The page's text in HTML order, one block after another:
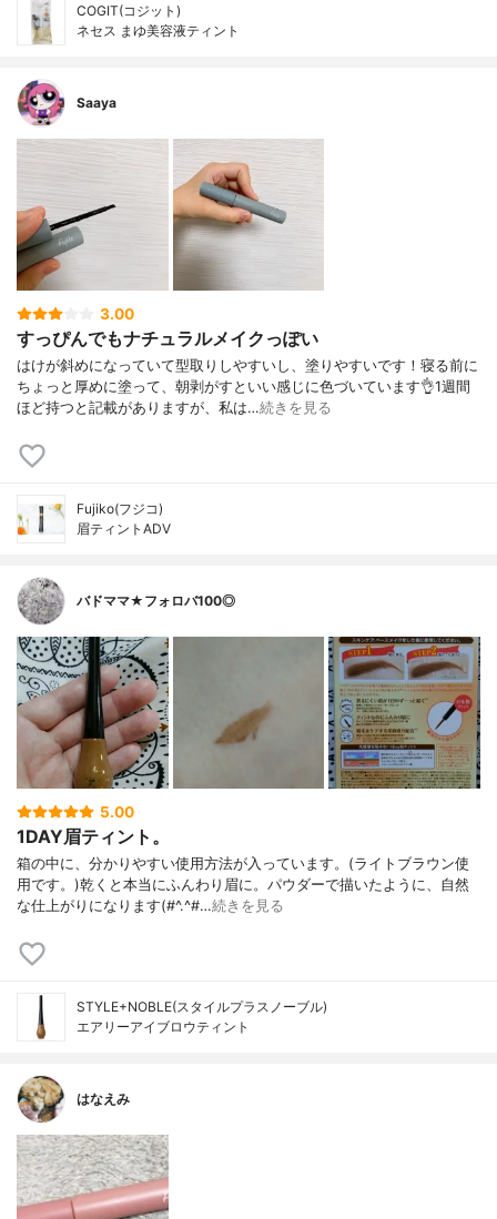
COGIT(コジット)
ネセス まゆ美容液ティント
Saaya
3.00
すっぴんでもナチュラルメイクっぽい
はけが斜めになっていて型取りしやすいし、塗りやすいです！寝る前に
ちょっと厚めに塗って、朝剥がすといい感じに色づいています👌1週間
ほど持つと記載がありますが、私は…続きを見る
Fujiko(フジコ)
眉ティントADV
バドママ★フォロバ100◎
5.00
1DAY眉ティント。
箱の中に、分かりやすい使用方法が入っています。(ライトブラウン使
用です。)乾くと本当にふんわり眉に。パウダーで描いたように、自然
な仕上がりになります(#^.^#…続きを見る
STYLE+NOBLE(スタイルプラスノーブル)
エアリーアイブロウティント
はなえみ